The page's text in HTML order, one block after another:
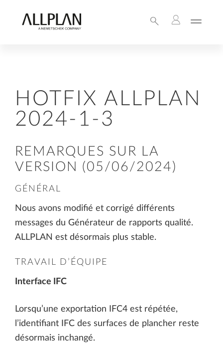
HOTFIX ALLPLAN
2024-1-3
REMARQUES SUR LA
VERSION (05/06/2024)
GÉNÉRAL
Nous avons modifié et corrigé différents
messages du Générateur de rapports qualité.
ALLPLAN est désormais plus stable.
TRAVAIL D’ÉQUIPE
Interface IFC
Lorsqu’une exportation IFC4 est répétée,
l’identifiant IFC des surfaces de plancher reste
désormais inchangé.